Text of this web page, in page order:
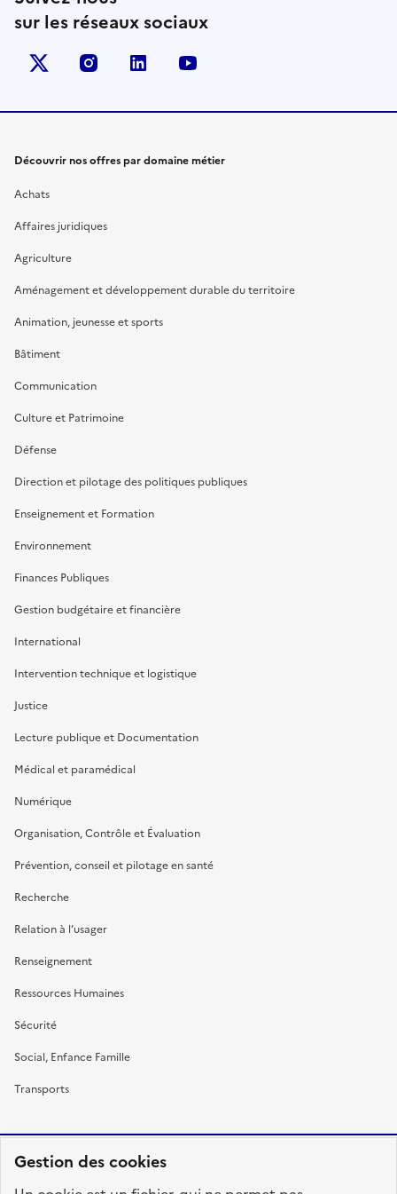
Gestion des cookies
sur les réseaux sociaux
X (anciennement Twitter)
instagramlinkedin
Découvrir nos offres par domaine métier
Achats
Affaires juridiques
Agriculture
Aménagement et développement durable du territoire
Animation, jeunesse et sports
Bâtiment
Communication
Culture et Patrimoine
Défense
Direction et pilotage des politiques publiques
Enseignement et Formation
Environnement
Finances Publiques
Gestion budgétaire et financière
International
Intervention technique et logistique
Justice
Lecture publique et Documentation
Médical et paramédical
Numérique
Organisation, Contrôle et Évaluation
Prévention, conseil et pilotage en santé
Recherche
Relation à l’usager
Renseignement
Ressources Humaines
Sécurité
Social, Enfance Famille
Transports